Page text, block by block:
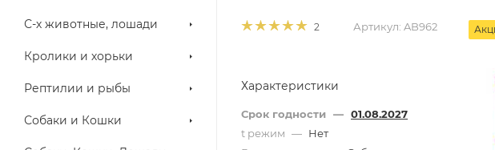
С-х животные, лошади
Кролики и хорьки
Рептилии и рыбы
Собаки и Кошки
2 Артикул: AB962
Характеристики
Срок годности — 01.08.2027
t режим — Нет